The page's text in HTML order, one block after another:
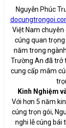
Nguyễn Phúc
Việt Nam
cúng quan
năm trong
Trường An đã trở
cung cấp mâm
Kinh Nghiệm
Với hơn 5 năm
cúng trọn gói,
nghi lễ cúng bái